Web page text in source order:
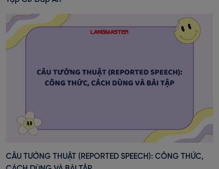
CÂU TƯỜNG THUẬT (REPORTED SPEECH): CÔNG THỨC,